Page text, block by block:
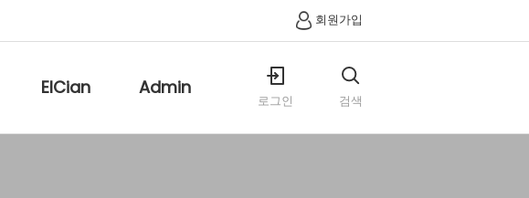
회원가입
EICian Admin
로그인 검색